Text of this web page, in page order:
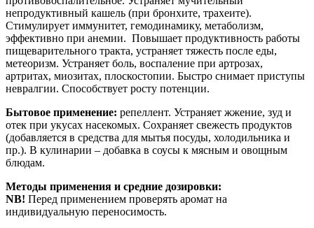
непродуктивный кашель (при бронхите, трахеите).
Стимулирует иммунитет, гемодинамику, метаболизм,
эффективно при анемии. Повышает продуктивность работы
пищеварительного тракта, устраняет тяжесть после еды,
метеоризм. Устраняет боль, воспаление при артрозах,
артритах, миозитах, плоскостопии. Быстро снимает приступы
невралгии. Способствует росту потенции.
Бытовое применение: репеллент. Устраняет жжение, зуд и
отек при укусах насекомых. Сохраняет свежесть продуктов
(добавляется в средства для мытья посуды, холодильника и
пр.). В кулинарии – добавка в соусы к мясным и овощным
блюдам.
Методы применения и средние дозировки:
NB! Перед применением проверять аромат на
индивидуальную переносимость.